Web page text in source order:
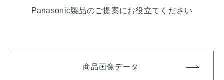
Panasonic製品のご提案にお役立てください
商品画像データ